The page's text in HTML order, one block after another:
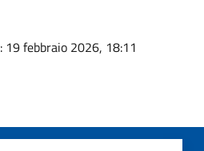
: 19 febbraio 2026, 18:11